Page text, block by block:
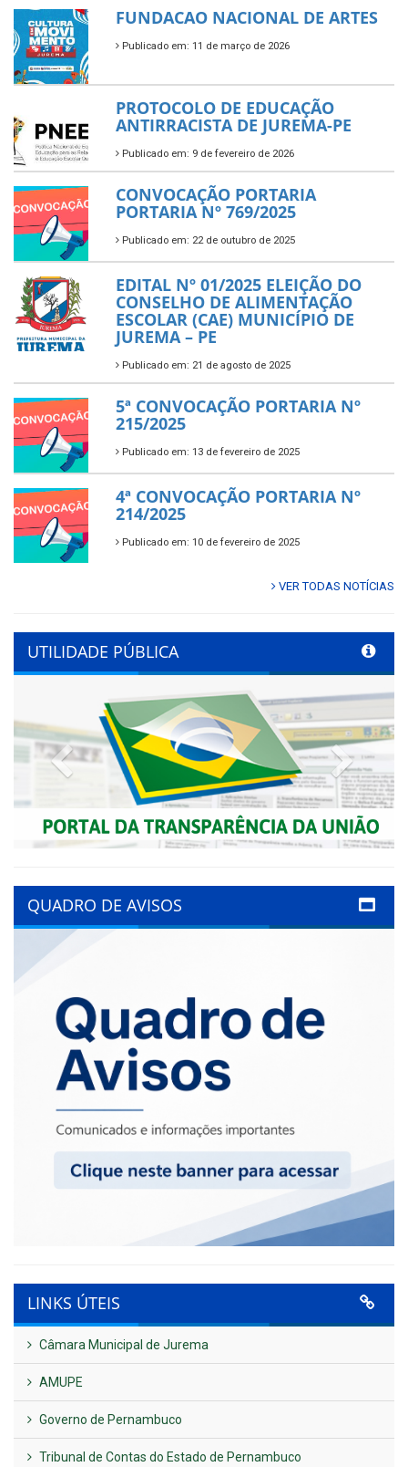
FUNDACAO NACIONAL DE ARTES
Publicado em: 11 de março de 2026
PROTOCOLO DE EDUCAÇÃO
ANTIRRACISTA DE JUREMA-PE
Publicado em: 9 de fevereiro de 2026
CONVOCAÇÃO PORTARIA
PORTARIA Nº 769/2025
Publicado em: 22 de outubro de 2025
EDITAL Nº 01/2025 ELEIÇÃO DO
CONSELHO DE ALIMENTAÇÃO
ESCOLAR (CAE) MUNICÍPIO DE
JUREMA – PE
Publicado em: 21 de agosto de 2025
5ª CONVOCAÇÃO PORTARIA Nº
215/2025
Publicado em: 13 de fevereiro de 2025
4ª CONVOCAÇÃO PORTARIA Nº
214/2025
Publicado em: 10 de fevereiro de 2025
VER TODAS NOTÍCIAS
UTILIDADE PÚBLICA
Previous Next
QUADRO DE AVISOS
LINKS ÚTEIS
Câmara Municipal de Jurema
AMUPE
Governo de Pernambuco
Tribunal de Contas do Estado de Pernambuco